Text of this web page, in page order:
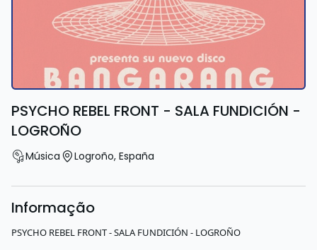
PSYCHO REBEL FRONT - SALA FUNDICIÓN -
LOGROÑO
Música Logroño, España
Informação
PSYCHO REBEL FRONT - SALA FUNDICIÓN - LOGROÑO